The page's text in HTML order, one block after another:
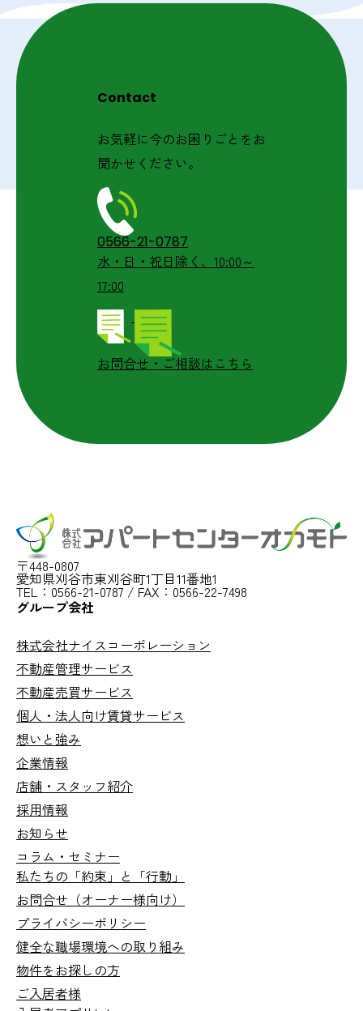
Contact
お気軽に今のお困りごとをお
聞かせください。
0566-21-0787
水・日・祝日除く、10:00～
17:00
お問合せ・ご相談はこちら
〒448-0807
愛知県刈谷市東刈谷町1丁目11番地1
TEL：0566-21-0787 / FAX：0566-22-7498
グループ会社
株式会社ナイスコーポレーション
不動産管理サービス
不動産売買サービス
個人・法人向け賃貸サービス
想いと強み
企業情報
店舗・スタッフ紹介
採用情報
お知らせ
コラム・セミナー
私たちの「約束」と「行動」
お問合せ （オーナー様向け）
プライバシーポリシー
健全な職場環境への取り組み
物件をお探しの方
ご入居者様